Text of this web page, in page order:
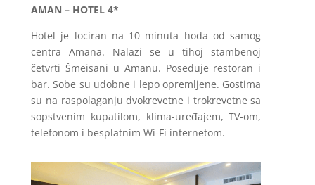
AMAN – HOTEL 4*
Hotel je lociran na 10 minuta hoda od samog
centra Amana. Nalazi se u tihoj stambenoj
četvrti Šmeisani u Amanu. Poseduje restoran i
bar. Sobe su udobne i lepo opremljene. Gostima
su na raspolaganju dvokrevetne i trokrevetne sa
sopstvenim kupatilom, klima-uređajem, TV-om,
telefonom i besplatnim Wi-Fi internetom.